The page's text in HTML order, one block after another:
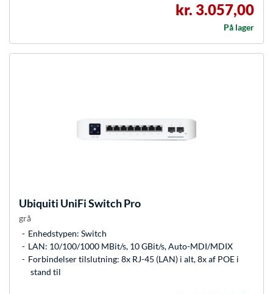
kr. 3.057,00
På lager
Ubiquiti UniFi Switch Pro
grå
Enhedstypen: Switch
LAN: 10/100/1000 MBit/s, 10 GBit/s, Auto-MDI/MDIX
Forbindelser tilslutning: 8x RJ-45 (LAN) i alt, 8x af POE i
stand til